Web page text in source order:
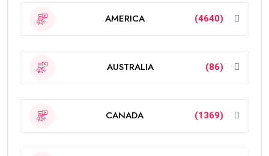
AMERICA (4640)
AUSTRALIA (86)
CANADA (1369)